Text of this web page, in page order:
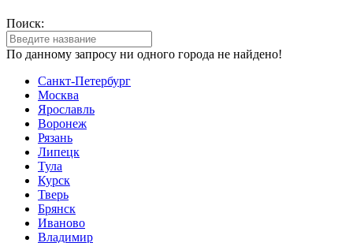
Поиск:
По данному запросу ни одного города не найдено!
Санкт-Петербург
Москва
Ярославль
Воронеж
Рязань
Липецк
Тула
Курск
Тверь
Брянск
Иваново
Владимир